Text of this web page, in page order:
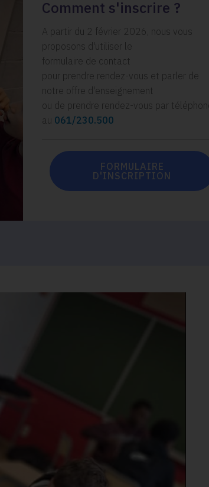
Comment s'inscrire ?
A partir du 2 février 2026, nous vous
proposons d'utiliser le
formulaire de contact
pour prendre rendez-vous et parler de
notre offre d'enseignement
ou de prendre rendez-vous par
au 061/230.500
FORMULAIRE
D'INSCRIPTION